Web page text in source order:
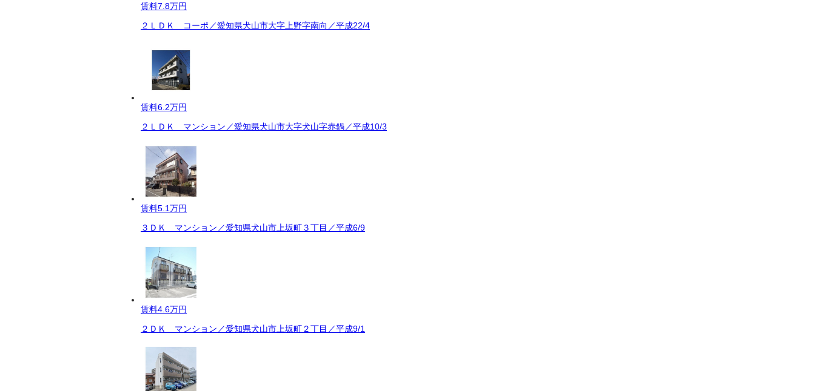
賃料7.8万円
２ＬＤＫ コーポ／愛知県犬山市大字上野字南向／平成22/4
賃料6.2万円
２ＬＤＫ マンション／愛知県犬山市大字犬山字赤鍋／平成10/3
賃料5.1万円
３ＤＫ マンション／愛知県犬山市上坂町３丁目／平成6/9
賃料4.6万円
２ＤＫ マンション／愛知県犬山市上坂町２丁目／平成9/1